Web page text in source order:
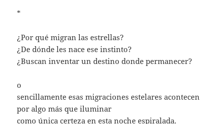
*
¿Por qué migran las estrellas?
¿De dónde les nace ese instinto?
¿Buscan inventar un destino donde permanecer?
o
sencillamente esas migraciones estelares acontecen
por algo más que iluminar
como única certeza en esta noche espiralada.